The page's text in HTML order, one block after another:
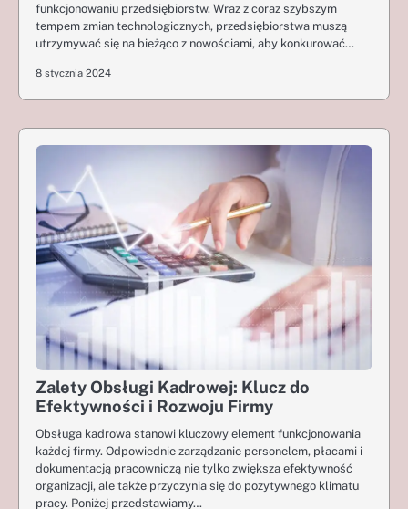
funkcjonowaniu przedsiębiorstw. Wraz z coraz szybszym
tempem zmian technologicznych, przedsiębiorstwa muszą
utrzymywać się na bieżąco z nowościami, aby konkurować…
8 stycznia 2024
Zalety Obsługi Kadrowej: Klucz do
Efektywności i Rozwoju Firmy
Obsługa kadrowa stanowi kluczowy element funkcjonowania
każdej firmy. Odpowiednie zarządzanie personelem, płacami i
dokumentacją pracowniczą nie tylko zwiększa efektywność
organizacji, ale także przyczynia się do pozytywnego klimatu
pracy. Poniżej przedstawiamy…